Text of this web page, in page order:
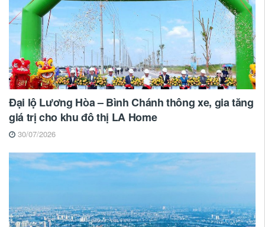
Đại lộ Lương Hòa – Bình Chánh thông xe, gia tăng
giá trị cho khu đô thị LA Home
30/07/2026